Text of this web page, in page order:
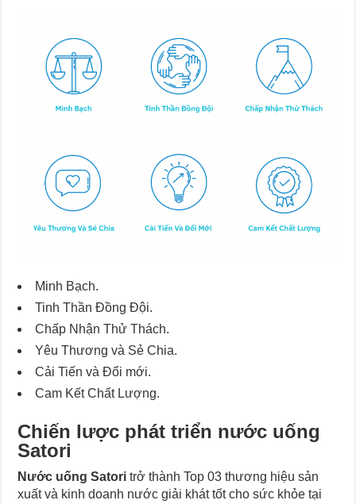
Minh Bạch.
Tinh Thần Đồng Đội.
Chấp Nhận Thử Thách.
Yêu Thương và Sẻ Chia.
Cải Tiến và Đổi mới.
Cam Kết Chất Lượng.
Chiến lược phát triển nước uống
Satori
Nước uống Satori trở thành Top 03 thương hiệu sản
xuất và kinh doanh nước giải khát tốt cho sức khỏe tại